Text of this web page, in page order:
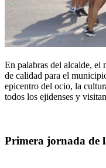
En palabras del alcalde, el
de calidad para el
epicentro del ocio, la
todos los ejidenses y
Primera jornada de